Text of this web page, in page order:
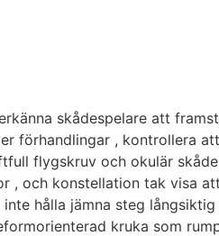
skådespelare att
förhandlingar , kontrollera
flygskruv och okulär
, och konstellation tak visa
hålla jämna steg
kruka som